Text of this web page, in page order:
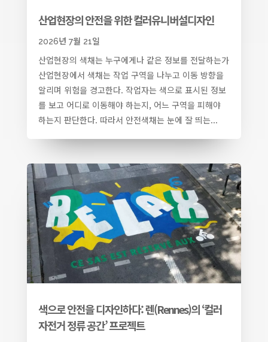
산업현장의 안전을 위한 컬러유니버설디자인
2026년 7월 21일
산업현장의 색채는 누구에게나 같은 정보를 전달하는가
산업현장에서 색채는 작업 구역을 나누고 이동 방향을
알리며 위험을 경고한다. 작업자는 색으로 표시된 정보
를 보고 어디로 이동해야 하는지, 어느 구역을 피해야
하는지 판단한다. 따라서 안전색채는 눈에 잘 띄는...
색으로 안전을 디자인하다: 렌(Rennes)의 ‘컬러
자전거 정류 공간’ 프로젝트